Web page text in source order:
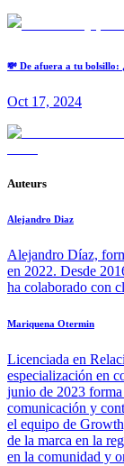
💸 De afuera a tu bolsillo:
Oct 17, 2024
Auteurs
Alejandro Diaz
Alejandro Díaz,
en 2022. Desde
ha colaborado con
Mariquena Otermin
Licenciada en
especialización en
junio de 2023
comunicación y
el equipo de
de la marca en la
en la comunidad y